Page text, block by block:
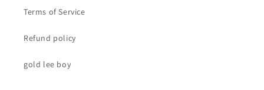
Terms of Service
Refund policy
gold lee boy